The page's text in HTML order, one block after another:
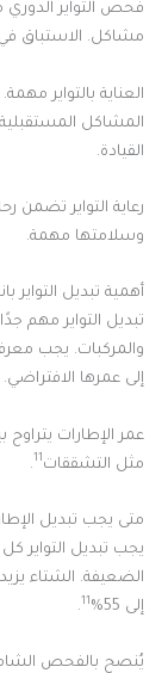
فحص التواير
مشاكل. الاستباق في
العناية بالتواير
المشاكل
القيادة.
رعاية التواير تضمن
وسلامتها مهمة.
أهمية تبديل التواير
تبديل التواير مهم
والمركبات. يجب
إلى عمرها الافتراضي.
مثل التشققات11
.
متى يجب تبديل
الضعيفة. الشتاء
إلى 55%
11
.
يُنصح بالفحص